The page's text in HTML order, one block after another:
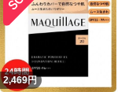
2,469円